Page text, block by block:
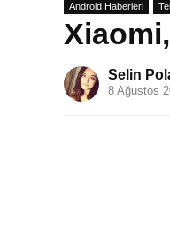
Android Haberleri
Selin
8 Ağustos